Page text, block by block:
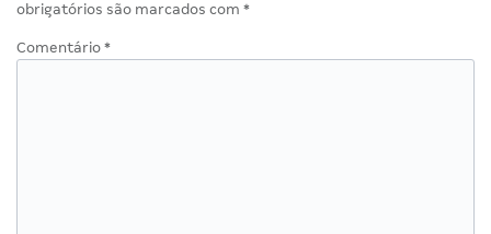
obrigatórios são marcados com *
Comentário *